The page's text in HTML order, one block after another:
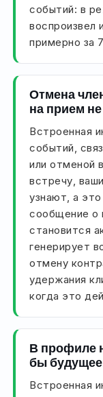
событий: в
воспроизвел
примерно за
Отмена
на прием
Встроенная
событий,
или отменой
встречу,
узнают, а
сообщение о
становится
генерирует
отмену
удержания
когда это
В профиле
бы
Встроенная